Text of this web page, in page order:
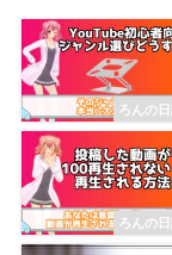
ろんの
ろんの